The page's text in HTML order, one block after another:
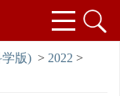
版) > 2022 >